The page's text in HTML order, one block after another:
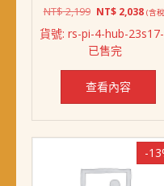
NT$2,199 原
價
格：
NT$ 2,199。
NT$2,038目
價
NT$
(含
貨號: rs-pi-4-hub-
已售完
查看內容
-